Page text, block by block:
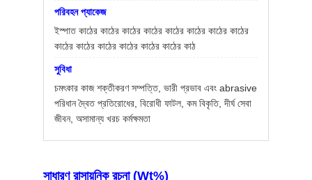
পরিবহন প্যাকেজ
ইস্পাত কাঠের কাঠের কাঠের কাঠের কাঠের কাঠের কাঠের কাঠের
কাঠের কাঠের কাঠের কাঠের কাঠের কাঠের কাঠ
সুবিধা
চমৎকার কাজ শক্তীকরণ সম্পত্তি, ভারী প্রভাব এবং abrasive
পরিধান দ্বৈত প্রতিরোধের, বিরোধী ফাটল, কম বিকৃতি, দীর্ঘ সেবা
জীবন, অসামান্য খরচ কর্মক্ষমতা
সাধারণ রাসায়নিক রচনা (Wt%)